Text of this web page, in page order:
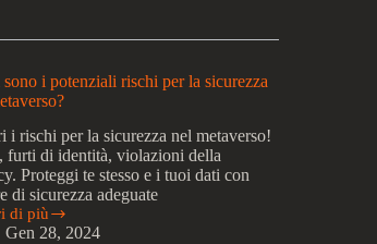
i potenziali rischi per la sicurezza
i rischi per la sicurezza nel metaverso!
furti di identità, violazioni della
Proteggi te stesso e i tuoi dati con
di sicurezza adeguate
di più
Gen 28, 2024